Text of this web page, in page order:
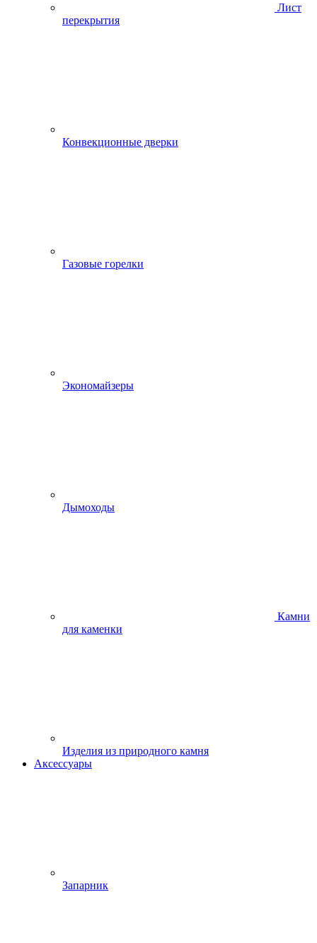
Лист
перекрытия
Конвекционные дверки
Газовые горелки
Экономайзеры
Дымоходы
Камни
для каменки
Изделия из природного камня
Аксессуары
Запарник